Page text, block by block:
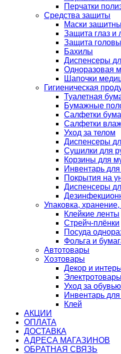
Перчатки
Средства защиты
Маски
Защита глаз и
Защита головы
Бахилы
Диспенсеры
Одноразовая
Шапочки
Гигиеническая
Туалетная
Бумажные
Салфетки
Салфетки
Уход за телом
Диспенсеры
Сушилки для
Корзины для
Инвентарь для
Покрытия на
Диспенсеры
Упаковка, хранение,
Клейкие ленты
Стрейч-плёнки
Посуда
Фольга и
Автотовары
Хозтовары
Декор и
Уход за
Инвентарь
Клей
АКЦИИ
ОПЛАТА
ДОСТАВКА
АДРЕСА МАГАЗИНОВ
ОБРАТНАЯ СВЯЗЬ